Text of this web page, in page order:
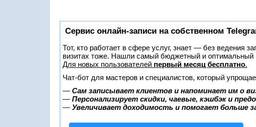
Сервис онлайн-записи на собственном
Тот, кто работает в сфере услуг, знает — без ведения
визитах тоже. Нашли самый бюджетный и оптимальный
Для новых пользователей первый месяц бесплатно.
Чат-бот для мастеров и специалистов, который
— Сам записывает клиентов и напоминает им о
— Персонализирует скидки, чаевые, кэшбэк и
— Увеличивает доходимость и помогает больше